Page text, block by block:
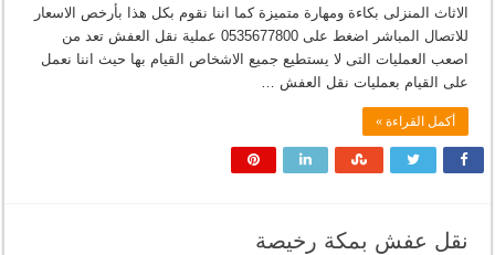
الاثاث المنزلى بكاءة ومهارة متميزة كما اننا نقوم بكل هذا بأرخص الاسعار
للاتصال المباشر اضغط على 0535677800 عملية نقل العفش تعد من
اصعب العمليات التى لا يستطيع جميع الاشخاص القيام بها حيث اننا نعمل
على القيام بعمليات نقل العفش …
أكمل القراءة »
نقل عفش بمكة رخيصة